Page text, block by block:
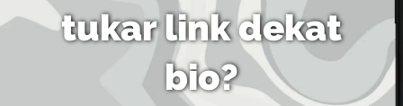
tukar link dekat
bio?